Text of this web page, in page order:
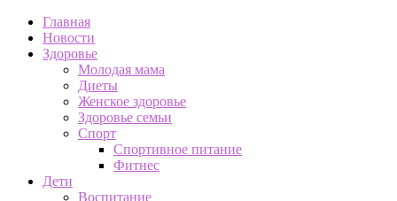
Главная
Новости
Здоровье
Молодая мама
Диеты
Женское здоровье
Здоровье семьи
Спорт
Спортивное питание
Фитнес
Дети
Воспитание